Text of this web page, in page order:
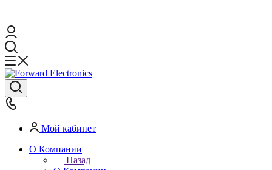
Мой кабинет
О Компании
Назад